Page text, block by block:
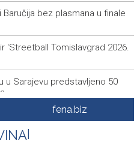
bez plasmana u finale
'Streetball Tomislavgrad 2026.
u Sarajevu predstavljeno 50
for Friday, 7 August 2026
mještane i posjetitelje kod
fena.biz